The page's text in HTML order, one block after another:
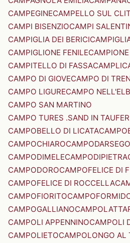
CAMPEGINECAMPELLO SUL
CAMPI BISENZIOCAMPI
CAMPIGLIA DEI BERICI
CAMPIGLIONE FENILE
CAMPITELLO DI FASSACAMPLI
CAMPO DI GIOVECAMPO DI
CAMPO LIGURECAMPO
CAMPO SAN MARTINO
CAMPO TURES .SAND IN
CAMPOBELLO DI LICATA
CAMPOCHIAROCAMPODARSEGO
CAMPODIMELECAMPODIPIETRA
CAMPODOROCAMPOFELICE DI
CAMPOFELICE DI ROCCELLA
CAMPOFIORITO
CAMPOGALLIANO
CAMPOLI APPENNINOCAMPOLI
CAMPOLIETOCAMPOLONGO AL